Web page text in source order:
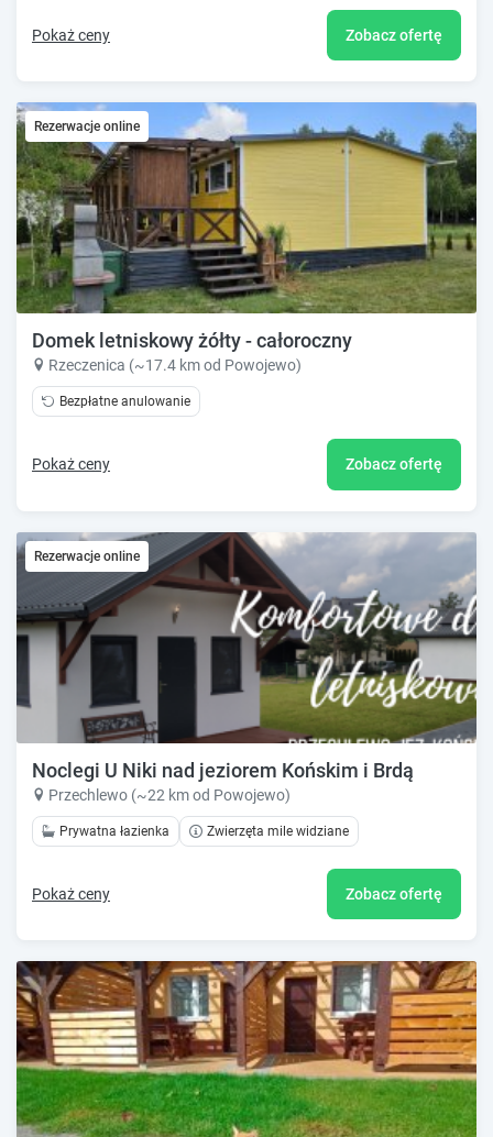
Pokaż ceny Zobacz ofertę
Rezerwacje online
Domek letniskowy żółty - całoroczny
Rzeczenica (~17.4 km od Powojewo)
Bezpłatne anulowanie
Pokaż ceny Zobacz ofertę
Rezerwacje online
Noclegi U Niki nad jeziorem Końskim i Brdą
Przechlewo (~22 km od Powojewo)
Prywatna łazienka Zwierzęta mile widziane
Pokaż ceny Zobacz ofertę